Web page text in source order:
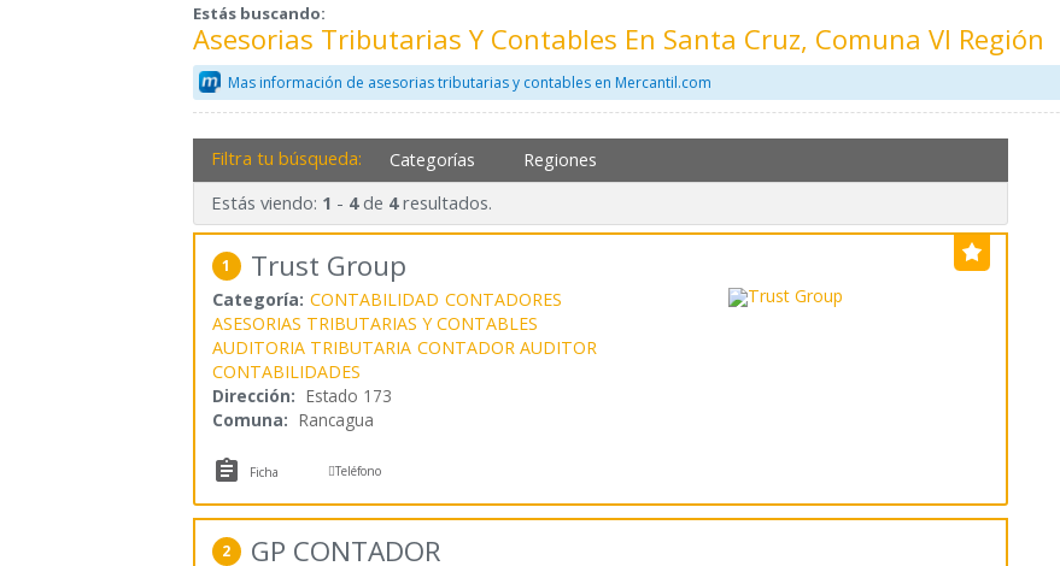
Estás buscando:
Asesorias Tributarias Y Contables En Santa Cruz, Comuna VI Región
Mas información de asesorias tributarias y contables en Mercantil.com
Filtra tu búsqueda: Categorías Regiones
Estás viendo: 1 - 4de 4resultados.
1 Trust Group
Categoría: CONTABILIDAD CONTADORES
ASESORIAS TRIBUTARIAS Y CONTABLES
AUDITORIA TRIBUTARIA CONTADOR AUDITOR
CONTABILIDADES
Dirección: Estado 173
Comuna: Rancagua
 Ficha Teléfono
2 GP CONTADOR